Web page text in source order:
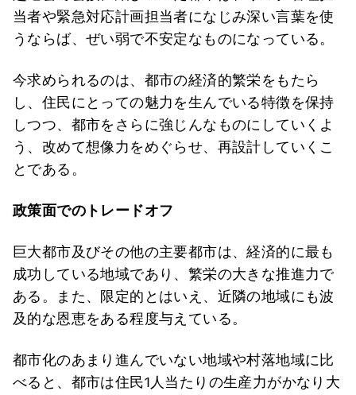
当者や緊急対応計画担当者になじみ深い言葉を使
うならば、ぜい弱で不安定なものになっている。
今求められるのは、都市の経済的繁栄をもたら
し、住民にとっての魅力を生んでいる特徴を保持
しつつ、都市をさらに強じんなものにしていくよ
う、改めて想像力をめぐらせ、再設計していくこ
とである。
政策面でのトレードオフ
巨大都市及びその他の主要都市は、経済的に最も
成功している地域であり、繁栄の大きな推進力で
ある。また、限定的とはいえ、近隣の地域にも波
及的な恩恵をある程度与えている。
都市化のあまり進んでいない地域や村落地域に比
べると、都市は住民1人当たりの生産力がかなり大